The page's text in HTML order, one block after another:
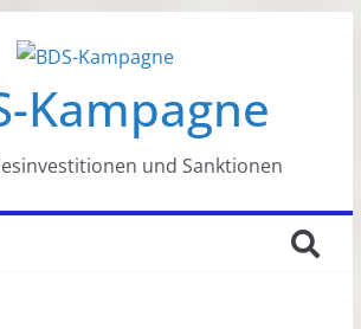
Kampagne
und Sanktionen